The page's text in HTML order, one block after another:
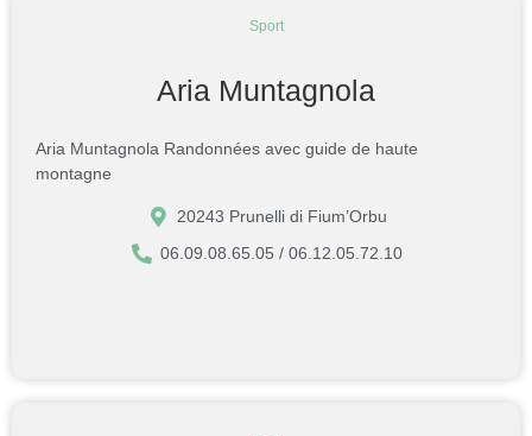
Sport
Aria Muntagnola
Aria Muntagnola Randonnées avec guide de haute
montagne
20243 Prunelli di Fium’Orbu
06.09.08.65.05 / 06.12.05.72.10